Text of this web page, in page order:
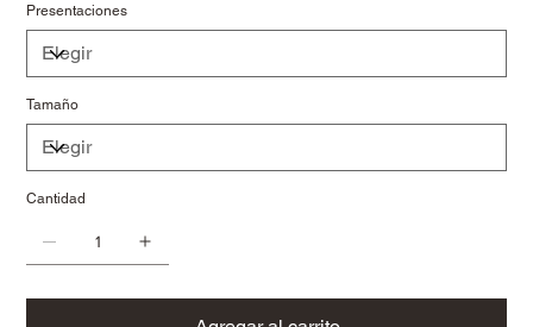
Presentaciones
Tamaño
Cantidad